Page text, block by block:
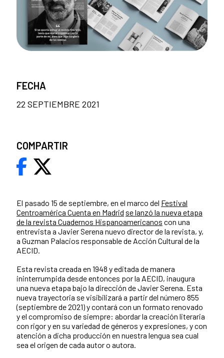
El pasado 15 de septiembre, en el marco del Festival
Centroamérica Cuenta en Madrid se lanzó la nueva etapa
de la revista Cuadernos Hispanoamericanos con una
entrevista a Javier Serena nuevo director de la revista, y,
a Guzman Palacios responsable de Acción Cultural de la
AECID.
Esta revista creada en 1948 y editada de manera
ininterrumpida desde entonces por la AECID, inaugura
una nueva etapa bajo la dirección de Javier Serena. Esta
nueva trayectoria se visibilizará a partir del número 855
(septiembre de 2021) y contará con un formato renovado
y el compromiso de siempre: abordar la creación literaria
con rigor y en su variedad de géneros y expresiones, y con
atención a dicha producción en nuestra lengua sea cual
sea el origen de cada autor o autora.
FECHA
22 SEPTIEMBRE 2021
COMPARTIR